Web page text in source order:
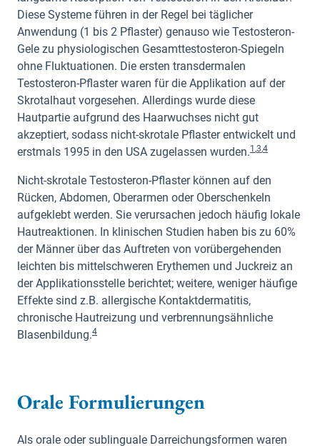
Diese Systeme führen in der Regel bei täglicher
Anwendung (1 bis 2 Pflaster) genauso wie Testosteron-
Gele zu physiologischen Gesamttestosteron-Spiegeln
ohne Fluktuationen. Die ersten transdermalen
Testosteron-Pflaster waren für die Applikation auf der
Skrotalhaut vorgesehen. Allerdings wurde diese
Hautpartie aufgrund des Haarwuchses nicht gut
akzeptiert, sodass nicht-skrotale Pflaster entwickelt und
erstmals 1995 in den USA zugelassen wurden.1 ,3,4
Nicht-skrotale Testosteron-Pflaster können auf den
Rücken, Abdomen, Oberarmen oder Oberschenkeln
aufgeklebt werden. Sie verursachen jedoch häufig lokale
Hautreaktionen. In klinischen Studien haben bis zu 60%
der Männer über das Auftreten von vorübergehenden
leichten bis mittelschweren Erythemen und Juckreiz an
der Applikationsstelle berichtet; weitere, weniger häufige
Effekte sind z.B. allergische Kontaktdermatitis,
chronische Hautreizung und verbrennungsähnliche
Blasenbildung.4
Orale Formulierungen
Als orale oder sublinguale Darreichungsformen waren